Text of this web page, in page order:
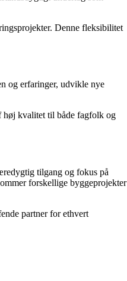
Denne fleksibilitet
og erfaringer, udvikle nye
høj kvalitet til både fagfolk og
tilgang og fokus på
forskellige byggeprojekter
partner for ethvert